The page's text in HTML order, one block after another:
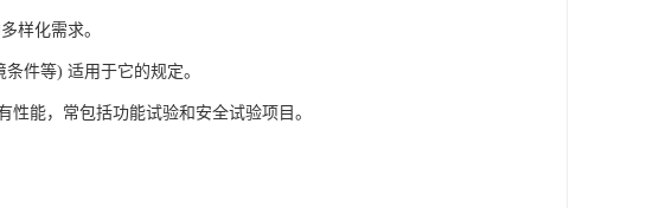
样化需求。
件等) 适用于它的规定。
能，常包括功能试验和安全试验项目。